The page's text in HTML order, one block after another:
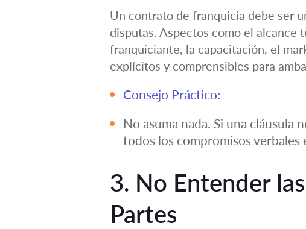
Un contrato de franquicia debe ser
disputas. Aspectos como el alcance
franquiciante, la capacitación, el
explícitos y comprensibles para
Consejo Práctico:
No asuma nada. Si una cláusula
todos los compromisos
3. No Entender
Partes